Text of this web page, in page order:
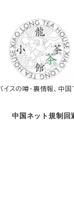
スの噂・裏情報、中国
中国ネット規制回